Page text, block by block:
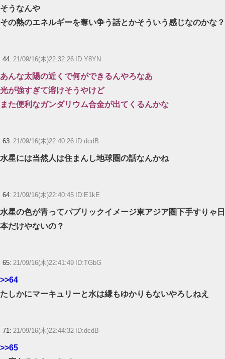
そうなんや
その熱のエネルギーを奪い争う話とかそういう感じなのかな？
44: 21/09/16(木)22:32:26 ID:Y8YN
あんな太陽の近くで何ができるんやろなあ
光が強すぎて溶けそうやけど
また便利なガンダリウム合金が出てくるんかな
63: 21/09/16(木)22:40:26 ID:dcdB
水星には当然人は住まんし地球圏の話なんかね
64: 21/09/16(木)22:40:45 ID:E1kE
水星の色が青ってパブリックイメージ東アジア圏下手すりゃ日
本だけやないの？
65: 21/09/16(木)22:41:49 ID:TGbG
>>64
たしかにマーキュリーと水は縁もゆかりもないやろしねえ
71: 21/09/16(木)22:44:32 ID:dcdB
>>65